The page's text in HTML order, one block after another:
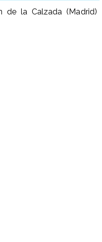
de la Calzada (Madrid)